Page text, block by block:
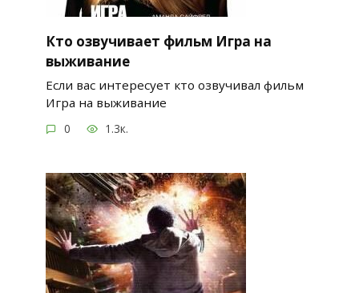
Кто озвучивает фильм Игра на
выживание
Если вас интересует кто озвучивал фильм
Игра на выживание
0 1.3к.